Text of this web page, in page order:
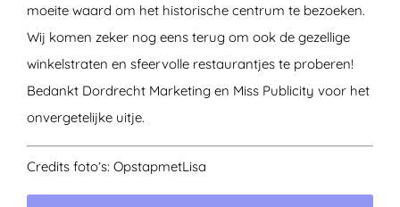
moeite waard om het historische centrum te bezoeken.
Wij komen zeker nog eens terug om ook de gezellige
winkelstraten en sfeervolle restaurantjes te proberen!
Bedankt Dordrecht Marketing en Miss Publicity voor het
onvergetelijke uitje.
Credits foto’s: OpstapmetLisa